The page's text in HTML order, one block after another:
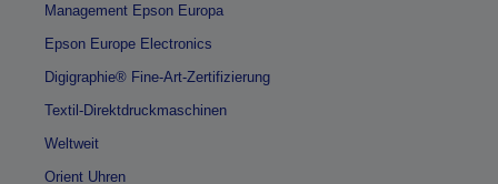
Management Epson Europa
Epson Europe Electronics
Digigraphie® Fine-Art-Zertifizierung
Textil-Direktdruckmaschinen
Weltweit
Orient Uhren